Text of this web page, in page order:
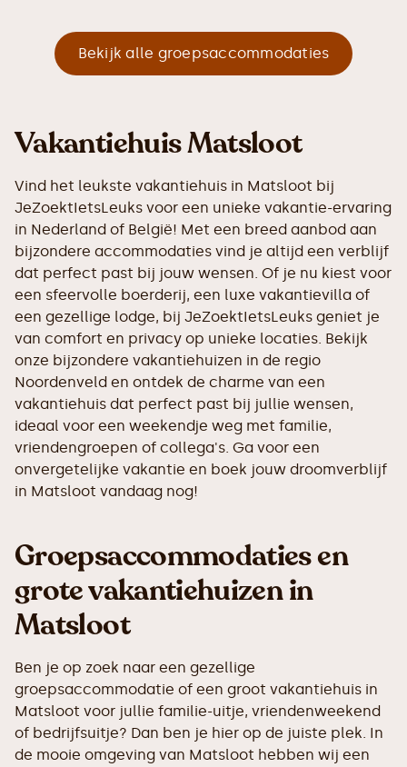
Bekijk alle groepsaccommodaties
Vakantiehuis Matsloot
Vind het leukste vakantiehuis in Matsloot bij
JeZoektIetsLeuks voor een unieke vakantie-ervaring
in Nederland of België! Met een breed aanbod aan
bijzondere accommodaties vind je altijd een verblijf
dat perfect past bij jouw wensen. Of je nu kiest voor
een sfeervolle boerderij, een luxe vakantievilla of
een gezellige lodge, bij JeZoektIetsLeuks geniet je
van comfort en privacy op unieke locaties. Bekijk
onze bijzondere vakantiehuizen in de regio
Noordenveld en ontdek de charme van een
vakantiehuis dat perfect past bij jullie wensen,
ideaal voor een weekendje weg met familie,
vriendengroepen of collega's. Ga voor een
onvergetelijke vakantie en boek jouw droomverblijf
in Matsloot vandaag nog!
Groepsaccommodaties en
grote vakantiehuizen in
Matsloot
Ben je op zoek naar een gezellige
groepsaccommodatie of een groot vakantiehuis in
Matsloot voor jullie familie-uitje, vriendenweekend
of bedrijfsuitje? Dan ben je hier op de juiste plek. In
de mooie omgeving van Matsloot hebben wij een